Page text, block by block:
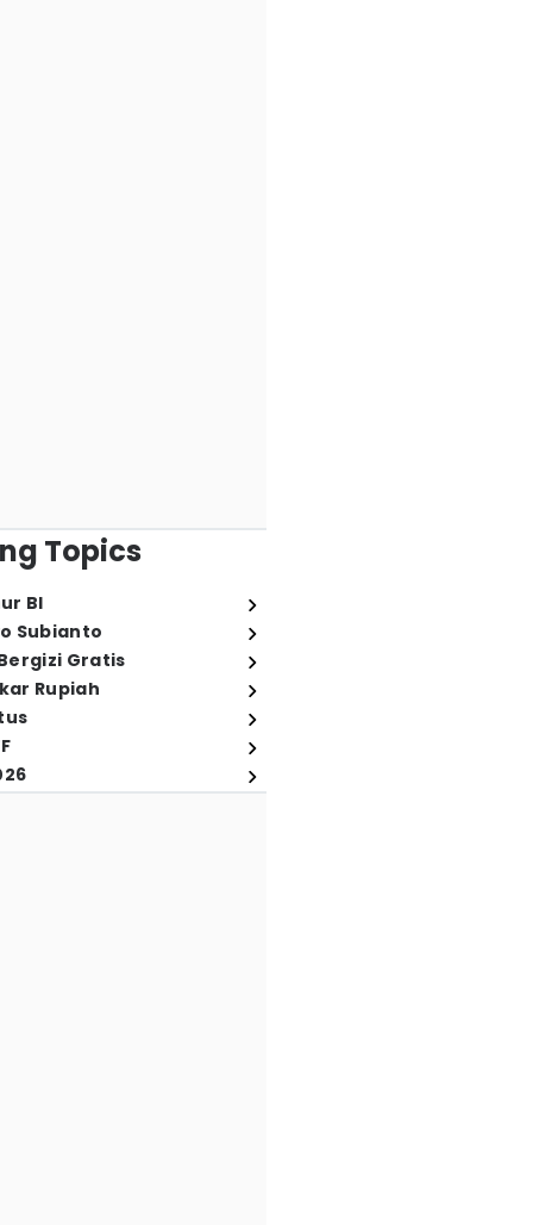
Topics
BI
Subianto
Gratis
Rupiah